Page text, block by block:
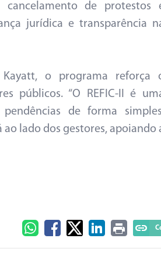
cancelamento de protestos
jurídica e transparência
Kayatt, o programa reforça
públicos. “O REFIC-II é
de forma
lado dos gestores, apoiando